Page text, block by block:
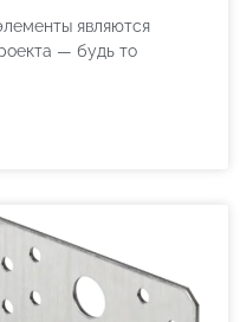
являются
— будь то